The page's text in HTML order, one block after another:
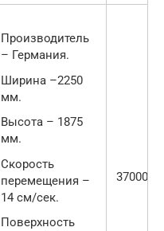
Производитель
– Германия.
Ширина –2250
мм.
Высота – 1875
мм.
Скорость
перемещения –
14 см/сек.
Поверхность
37000